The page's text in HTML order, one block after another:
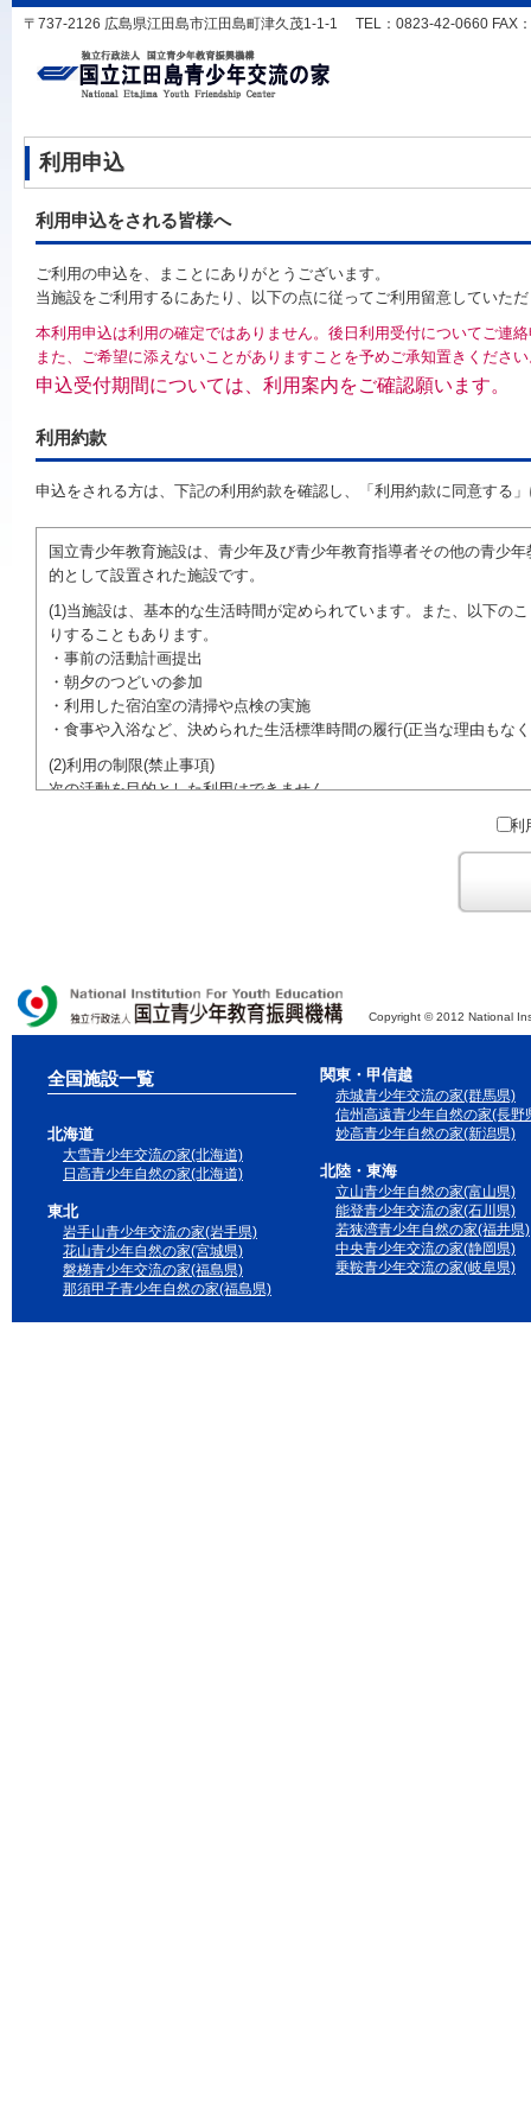
〒737-2126 広島県江田島市江田島町津久茂1-1-1 TEL：0823-42-0660 FAX
利用申込
利用申込をされる皆様へ
ご利用の申込を、まことにありがとうございます。
当施設をご利用するにあたり、以下の点に従ってご利用留意していた
本利用申込は利用の確定ではありません。後日利用受付についてご連
また、ご希望に添えないことがありますことを予めご承知置きくださ
申込受付期間については、利用案内をご確認願います。
利用約款
申込をされる方は、下記の利用約款を確認し、「利用約款に同意する
国立青少年教育施設は、青少年及び青少年教育指導者その他の青少
的として設置された施設です。
(1)当施設は、基本的な生活時間が定められています。また、以下の
りすることもあります。
・事前の活動計画提出
・朝夕のつどいの参加
・利用した宿泊室の清掃や点検の実施
・食事や入浴など、決められた生活標準時間の履行(正当な理由も
(2)利用の制限(禁止事項)
次の活動を目的とした利用はできません。
●特定の政党を支持、またはこれに反対するための政治教育その他の
●特定の宗教を支持、またはこれに反対するための宗教教育その他
域での勧誘活動を行ったり、自らの団体の活動をアピールする活動等)
利
Copyright © 2012 National
全国施設一覧
北海道
大雪青少年交流の家(北海道)
日高青少年自然の家(北海道)
東北
岩手山青少年交流の家(岩手県)
花山青少年自然の家(宮城県)
磐梯青少年交流の家(福島県)
那須甲子青少年自然の家(福島県)
関東・甲信越
赤城青少年交流の家(群馬県)
信州高遠青少年自然の家(長野
妙高青少年自然の家(新潟県)
北陸・東海
立山青少年自然の家(富山県)
能登青少年交流の家(石川県)
若狭湾青少年自然の家(福井県)
中央青少年交流の家(静岡県)
乗鞍青少年交流の家(岐阜県)